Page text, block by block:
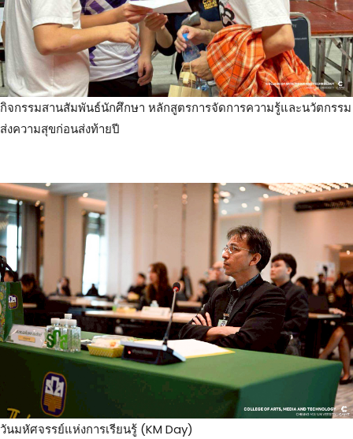
กิจกรรมสานสัมพันธ์นักศึกษา หลักสูตรการจัดการความรู้และนวัตกรรม
ส่งความสุขก่อนส่งท้ายปี
วันมหัศจรรย์แห่งการเรียนรู้ (KM Day)